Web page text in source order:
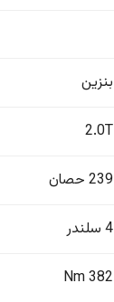
بنزين
2.0T
239 حصان
4 سلندر
382 Nm